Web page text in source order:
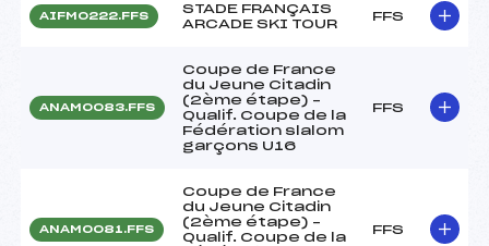
AIFM0222.FFS
STADE FRANÇAIS
ARCADE SKI TOUR
FFS
ANAM0083.FFS
Coupe de France
du Jeune Citadin
(2ème étape) –
Qualif. Coupe de la
Fédération slalom
garçons U16
FFS
ANAM0081.FFS
Coupe de France
du Jeune Citadin
(2ème étape) –
Qualif. Coupe de la
FFS